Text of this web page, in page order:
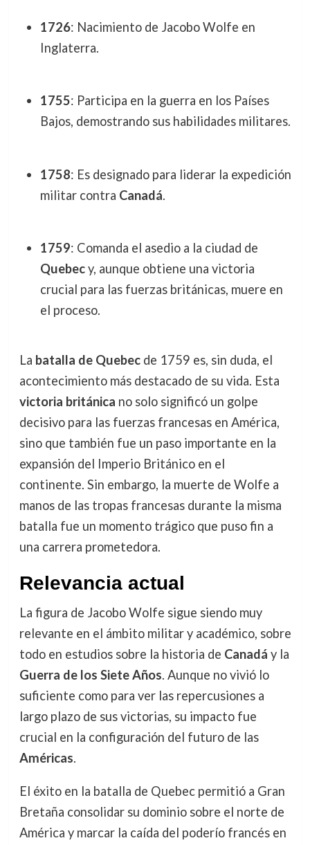
1726: Nacimiento de Jacobo Wolfe en
Inglaterra.
1755: Participa en la guerra en los Países
Bajos, demostrando sus habilidades militares.
1758: Es designado para liderar la expedición
militar contra Canadá.
1759: Comanda el asedio a la ciudad de
Quebecy, aunque obtiene una victoria
crucial para las fuerzas británicas, muere en
el proceso.
La batalla de Quebecde 1759 es, sin duda, el
acontecimiento más destacado de su vida. Esta
victoria británica no solo significó un golpe
decisivo para las fuerzas francesas en América,
sino que también fue un paso importante en la
expansión del Imperio Británico en el
continente. Sin embargo, la muerte de Wolfe a
manos de las tropas francesas durante la misma
batalla fue un momento trágico que puso fin a
una carrera prometedora.
Relevancia actual
La figura de Jacobo Wolfe sigue siendo muy
relevante en el ámbito militar y académico, sobre
todo en estudios sobre la historia de Canadá y la
Guerra de los Siete Años. Aunque no vivió lo
suficiente como para ver las repercusiones a
largo plazo de sus victorias, su impacto fue
crucial en la configuración del futuro de las
Américas.
El éxito en la batalla de Quebec permitió a Gran
Bretaña consolidar su dominio sobre el norte de
América y marcar la caída del poderío francés en